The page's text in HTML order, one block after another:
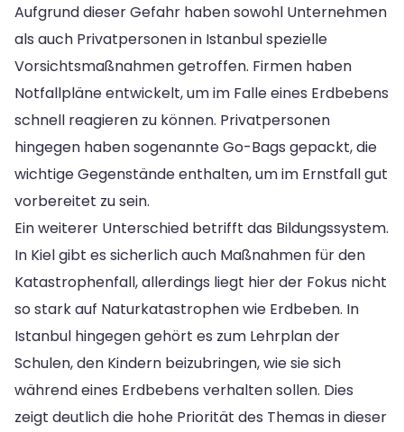
Aufgrund dieser Gefahr haben sowohl Unternehmen
als auch Privatpersonen in Istanbul spezielle
Vorsichtsmaßnahmen getroffen. Firmen haben
Notfallpläne entwickelt, um im Falle eines Erdbebens
schnell reagieren zu können. Privatpersonen
hingegen haben sogenannte Go-Bags gepackt, die
wichtige Gegenstände enthalten, um im Ernstfall gut
vorbereitet zu sein.
Ein weiterer Unterschied betrifft das Bildungssystem.
In Kiel gibt es sicherlich auch Maßnahmen für den
Katastrophenfall, allerdings liegt hier der Fokus nicht
so stark auf Naturkatastrophen wie Erdbeben. In
Istanbul hingegen gehört es zum Lehrplan der
Schulen, den Kindern beizubringen, wie sie sich
während eines Erdbebens verhalten sollen. Dies
zeigt deutlich die hohe Priorität des Themas in dieser